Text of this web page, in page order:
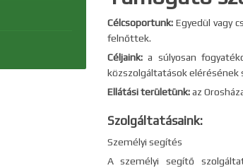
Célcsoportunk:Egyedül vagy
felnőttek.
Céljaink:a súlyosan
közszolgáltatások elérésének
Ellátási területünk:az
Szolgáltatásaink:
Személyi segítés
A személyi segítő